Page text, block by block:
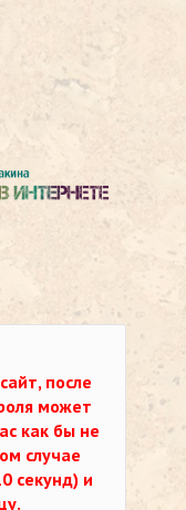
после
может
как бы не
случае
секунд) и